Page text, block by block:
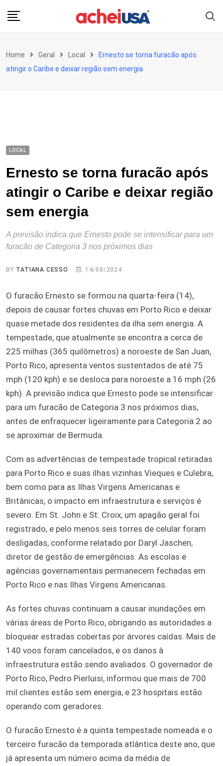
Home Geral Local
Ernesto se torna furacão após
atingir o Caribe e deixar região sem energia
LOCAL
Ernesto se torna furacão após
atingir o Caribe e deixar região
sem energia
A previsão indica que Ernesto pode se intensificar para um
furacão de Categoria 3 nos próximos dias
BY TATIANA CESSO 14/08/2024
O furacão Ernesto se formou na quarta-feira (14),
depois de causar fortes chuvas em Porto Rico e deixar
quase metade dos residentes da ilha sem energia. A
tempestade, que atualmente se encontra a cerca de
225 milhas (365 quilômetros) a noroeste de San Juan,
Porto Rico, apresenta ventos sustentados de até 75
mph (120 kph) e se desloca para noroeste a 16 mph (26
kph). A previsão indica que Ernesto pode se intensificar
para um furacão de Categoria 3 nos próximos dias,
antes de enfraquecer ligeiramente para Categoria 2 ao
se aproximar de Bermuda.
Com as advertências de tempestade tropical retiradas
para Porto Rico e suas ilhas vizinhas Vieques e Culebra,
bem como para as Ilhas Virgens Americanas e
Britânicas, o impacto em infraestrutura e serviços é
severo. Em St. John e St. Croix, um apagão geral foi
registrado, e pelo menos seis torres de celular foram
desligadas, conforme relatado por Daryl Jaschen,
diretor de gestão de emergências. As escolas e
agências governamentais permanecem fechadas em
Porto Rico e nas Ilhas Virgens Americanas.
As fortes chuvas continuam a causar inundações em
várias áreas de Porto Rico, obrigando as autoridades a
bloquear estradas cobertas por árvores caídas. Mais de
140 voos foram cancelados, e os danos à
infraestrutura estão sendo avaliados. O governador de
Porto Rico, Pedro Pierluisi, informou que mais de 700
mil clientes estão sem energia, e 23 hospitais estão
operando com geradores.
O furacão Ernesto é a quinta tempestade nomeada e o
terceiro furacão da temporada atlântica deste ano, que
já apresenta um número acima da média de